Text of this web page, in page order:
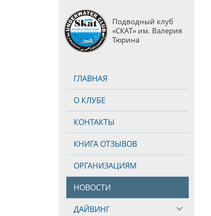
Подводный клуб
«СКАТ» им. Валерия
Тюрина
ГЛАВНАЯ
О КЛУБЕ
КОНТАКТЫ
КНИГА ОТЗЫВОВ
ОРГАНИЗАЦИЯМ
НОВОСТИ
ДАЙВИНГ